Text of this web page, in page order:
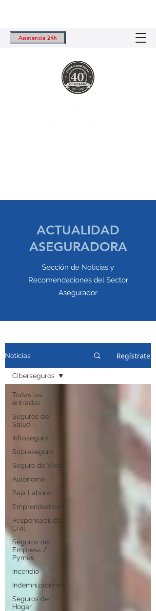
Asistencia 24h
ACTUALIDAD
ASEGURADORA
Sección de Noticias y
Recomendaciones del Sector
Asegurador
Noticias Regístrate
Todas las
entradas
Seguros de
Salud
Infraseguro
Sobreseguro
Seguro de Vida
Autónomo
Baja Laboral
Emprendedores
Responsabilidad
Civil
Seguros de
Empresa /
Pymes
Incendio
Indemnizaciones
Seguros de
Hogar
Ciberseguros